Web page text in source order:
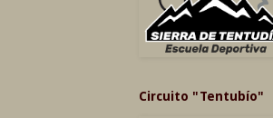
Circuito "Tentubío"